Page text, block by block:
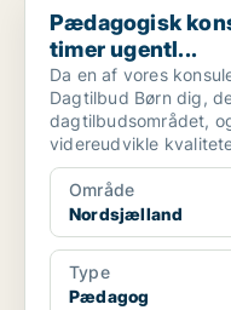
Pædagogisk
timer ugentl...
Da en af vores
Dagtilbud Børn dig,
dagtilbudsområdet,
videreudvikle
Område
Nordsjælland
Type
Pædagog